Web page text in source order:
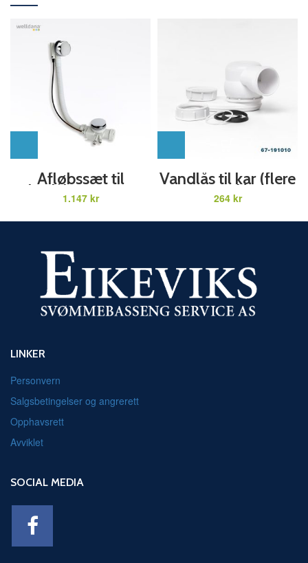
Afløbssæt til
badekar og spa
kr
Vandlås til kar (flere
mod.)
kr
LINKER
Personvern
Salgsbetingelser og angrerett
Opphavsrett
Avviklet
SOCIAL MEDIA